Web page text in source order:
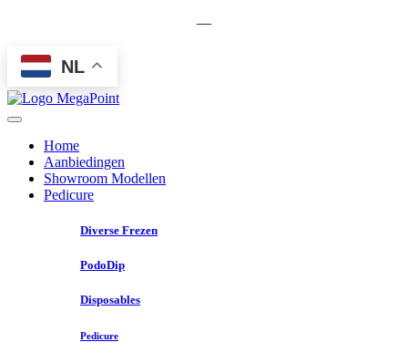
—
NL
Home
Aanbiedingen
Showroom Modellen
Pedicure
Diverse Frezen
PodoDip
Disposables
Pedicure